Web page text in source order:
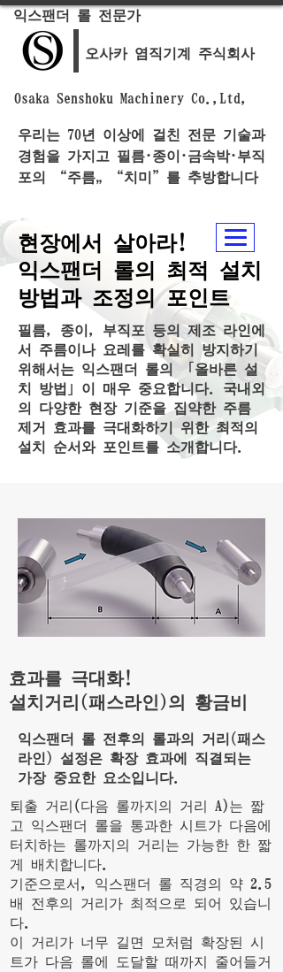
Osaka Senshoku Machinery Co.,Ltd,
익스팬더 롤 전문가
오사카 염직기계 주식회사
우리는 70년 이상에 걸친 전문 기술과
경험을 가지고 필름·종이·금속박·부직
포의 “주름„ “치미”를 추방합니다
현장에서 살아라!
익스팬더 롤의 최적 설치
방법과 조정의 포인트
필름, 종이, 부직포 등의 제조 라인에
서 주름이나 요레를 확실히 방지하기
위해서는 익스팬더 롤의 「올바른 설
치 방법」이 매우 중요합니다. 국내외
의 다양한 현장 기준을 집약한 주름
제거 효과를 극대화하기 위한 최적의
설치 순서와 포인트를 소개합니다.
효과를 극대화!
설치거리(패스라인)의 황금비
익스팬더 롤 전후의 롤과의 거리(패스
라인) 설정은 확장 효과에 직결되는
가장 중요한 요소입니다.
퇴출 거리(다음 롤까지의 거리 A)는 짧
고 익스팬더 롤을 통과한 시트가 다음에
터치하는 롤까지의 거리는 가능한 한 짧
게 배치합니다.
기준으로서, 익스팬더 롤 직경의 약 2.5
배 전후의 거리가 최적으로 되어 있습니
다.
이 거리가 너무 길면 모처럼 확장된 시
트가 다음 롤에 도달할 때까지 줄어들거